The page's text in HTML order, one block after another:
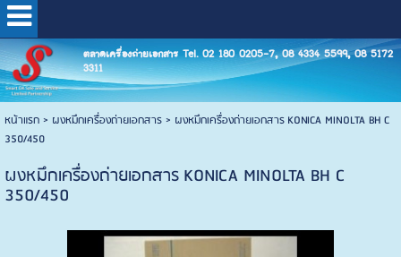
ตลาดเครื่องถ่ายเอกสาร Tel. 02 180 0205-7, 08 4334 5599, 08 5172
3311
หน้าแรก> ผงหมึกเครื่องถ่ายเอกสาร> ผงหมึกเครื่องถ่ายเอกสาร KONICA MINOLTA BH C
350/450
ผงหมึกเครื่องถ่ายเอกสาร KONICA MINOLTA BH C
350/450